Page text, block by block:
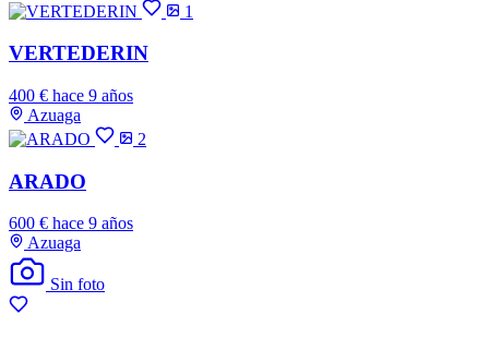
1
VERTEDERIN
400 € hace 9 años
Azuaga
2
ARADO
600 € hace 9 años
Azuaga
Sin foto